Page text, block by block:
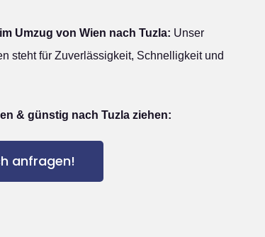
Umzug von Wien nach Tuzla: Unser
steht für Zuverlässigkeit, Schnelligkeit und
& günstig nach Tuzla ziehen:
anfragen!